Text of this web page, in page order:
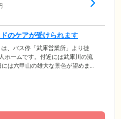
のケアが受けられます
、バス停「武庫営業所」より徒
ホームです。付近には武庫川の流
は六甲山の雄大な景色が望めま
厳を大切にしながら、スタッフ
心地のよい空間です。アットホ
ったり、レクリエーションやイ